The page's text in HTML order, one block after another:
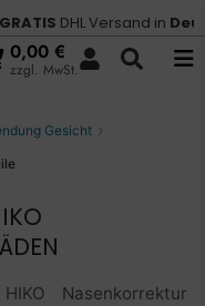
DHL Versand in
0,00 €
zzgl. MwSt.
Gesicht
Nasenkorrektur